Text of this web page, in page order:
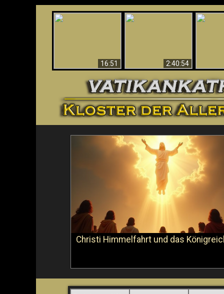
16:51
2:40:54
Christi Himmelfahrt und das